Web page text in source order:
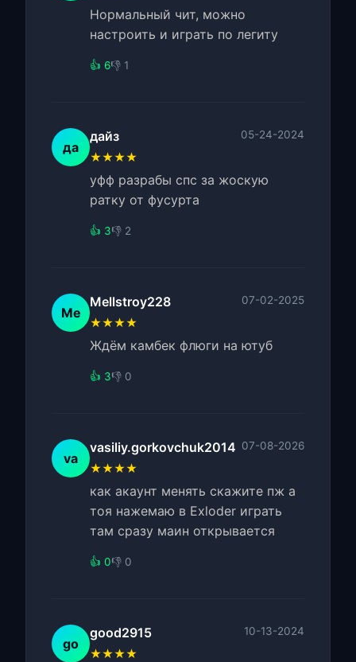
Нормальный чит, можно
настроить и играть по легиту
👍 6👎 1
да
дайз 05-24-2024
★★★★
уфф разрабы спс за жоскую
ратку от фусурта
👍 3👎 2
Me
Mellstroy228 07-02-2025
★★★★
Ждём камбек флюги на ютуб
👍 3👎 0
va
vasiliy.gorkovchuk2014 07-08-2026
★★★★
как акаунт менять скажите пж а
тоя нажемаю в Exloder играть
там сразу маин открывается
👍 0👎 0
go
good2915 10-13-2024
★★★★